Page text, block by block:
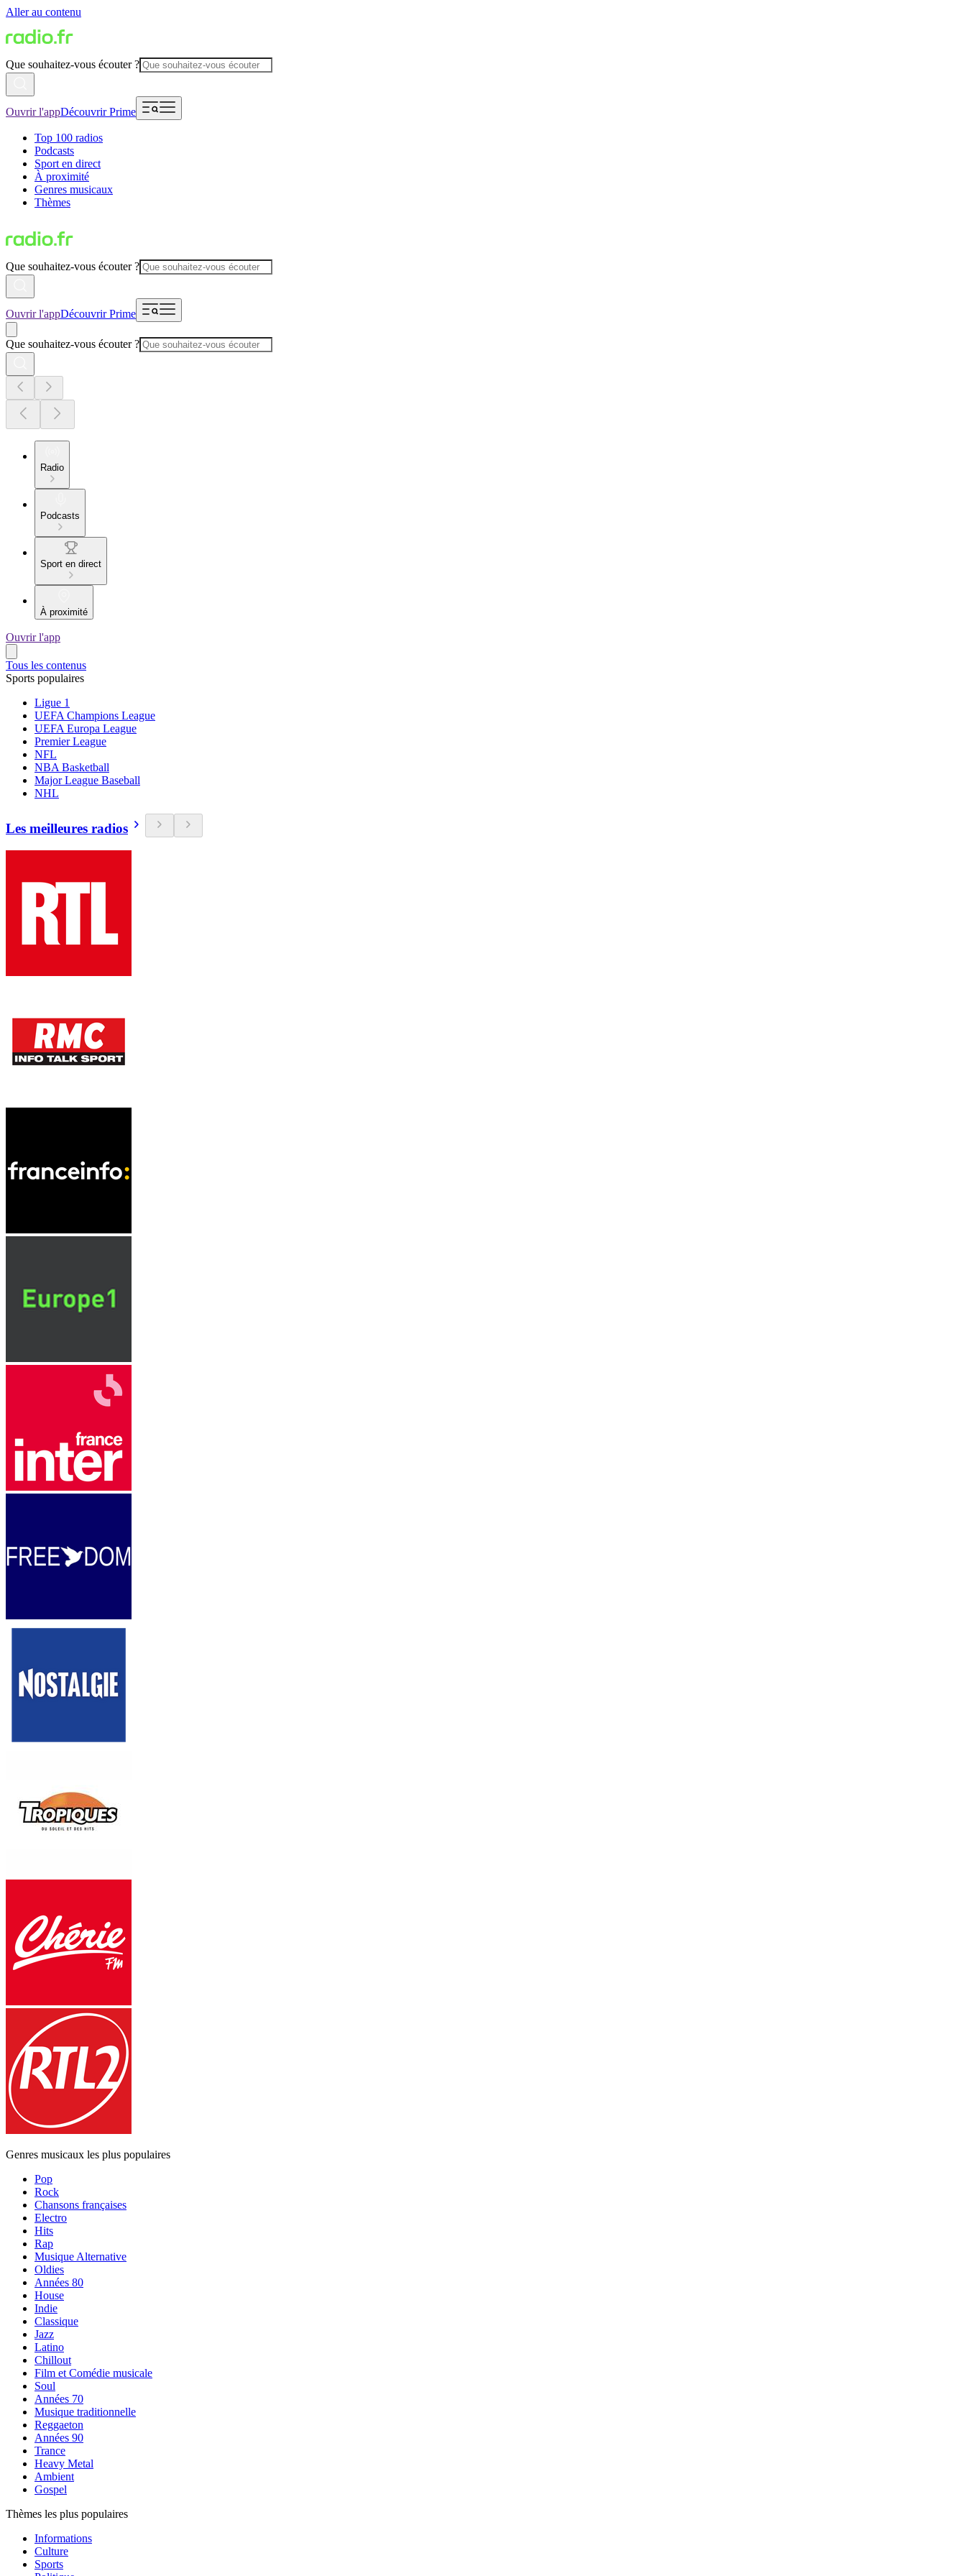
Aller au contenu
Que souhaitez-vous écouter ?
Ouvrir l'appDécouvrir Prime
Top 100 radios
Podcasts
Sport en direct
À proximité
Genres musicaux
Thèmes
Que souhaitez-vous écouter ?
Ouvrir l'appDécouvrir Prime
Que souhaitez-vous écouter ?
Radio
Podcasts
Sport en direct
À proximité
Ouvrir l'app
Tous les contenus
Sports populaires
Ligue 1
UEFA Champions League
UEFA Europa League
Premier League
NFL
NBA Basketball
Major League Baseball
NHL
Les meilleures radios
Genres musicaux les plus populaires
Pop
Rock
Chansons françaises
Electro
Hits
Rap
Musique Alternative
Oldies
Années 80
House
Indie
Classique
Jazz
Latino
Chillout
Film et Comédie musicale
Soul
Années 70
Musique traditionnelle
Reggaeton
Années 90
Trance
Heavy Metal
Ambient
Gospel
Thèmes les plus populaires
Informations
Culture
Sports